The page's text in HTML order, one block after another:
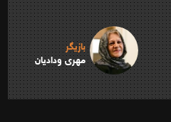
بازیگر
مهری ودادیان